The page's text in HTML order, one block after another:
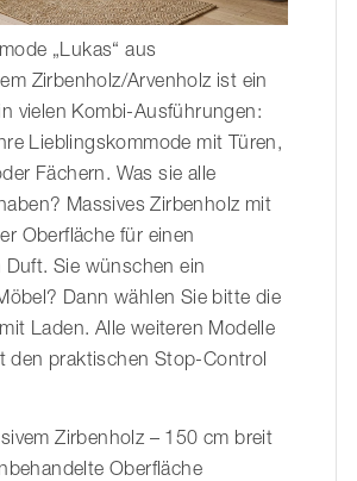
„Lukas“ aus
Zirbenholz/Arvenholz ist ein
vielen Kombi-Ausführungen:
Lieblingskommode mit Türen,
Fächern. Was sie alle
Massives Zirbenholz mit
Oberfläche für einen
Duft. Sie wünschen ein
Dann wählen Sie bitte die
Laden. Alle weiteren Modelle
den praktischen Stop-Control
Zirbenholz – 150 cm breit
Oberfläche